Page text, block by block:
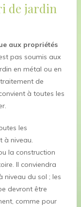
de jardin
aux propriétés
pas soumis aux
en métal ou en
de
à toutes les
les
à niveau.
la construction
Il conviendra
niveau du sol ; les
devront être
comme pour